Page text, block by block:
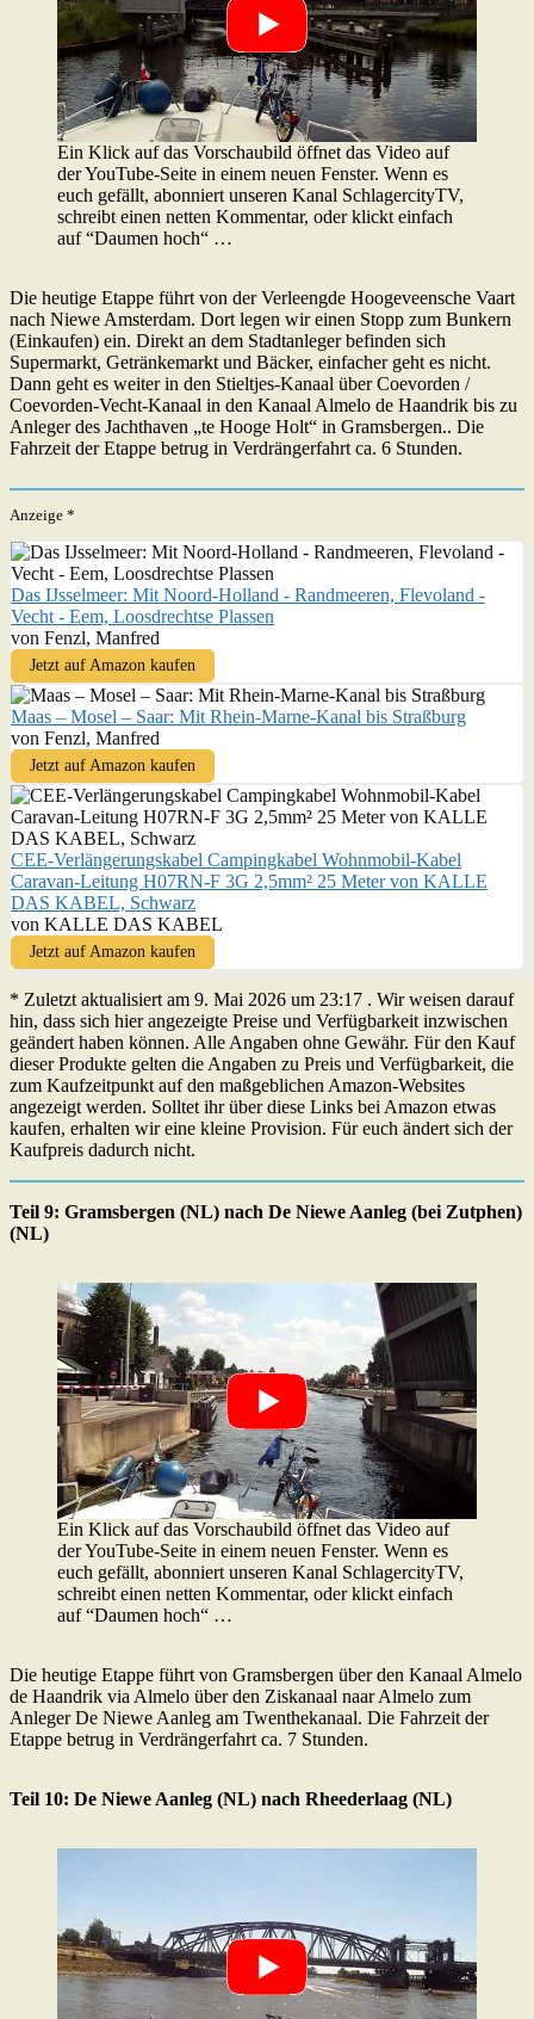
Ein Klick auf das Vorschaubild öffnet das Video auf
der YouTube-Seite in einem neuen Fenster. Wenn es
euch gefällt, abonniert unseren Kanal SchlagercityTV,
schreibt einen netten Kommentar, oder klickt einfach
auf “Daumen hoch“ …
Die heutige Etappe führt von der Verleengde Hoogeveensche Vaart
nach Niewe Amsterdam. Dort legen wir einen Stopp zum Bunkern
(Einkaufen) ein. Direkt an dem Stadtanleger befinden sich
Supermarkt, Getränkemarkt und Bäcker, einfacher geht es nicht.
Dann geht es weiter in den Stieltjes-Kanaal über Coevorden /
Coevorden-Vecht-Kanaal in den Kanaal Almelo de Haandrik bis zu
Anleger des Jachthaven „te Hooge Holt“ in Gramsbergen.. Die
Fahrzeit der Etappe betrug in Verdrängerfahrt ca. 6 Stunden.
Anzeige *
Das IJsselmeer: Mit Noord-Holland - Randmeeren, Flevoland -
Vecht - Eem, Loosdrechtse Plassen
von Fenzl, Manfred
Jetzt auf Amazon kaufen
Maas – Mosel – Saar: Mit Rhein-Marne-Kanal bis Straßburg
von Fenzl, Manfred
Jetzt auf Amazon kaufen
CEE-Verlängerungskabel Campingkabel Wohnmobil-Kabel
Caravan-Leitung H07RN-F 3G 2,5mm² 25 Meter von KALLE
DAS KABEL, Schwarz
von KALLE DAS KABEL
Jetzt auf Amazon kaufen
* Zuletzt aktualisiert am 9. Mai 2026 um 23:17 . Wir weisen darauf
hin, dass sich hier angezeigte Preise und Verfügbarkeit inzwischen
geändert haben können. Alle Angaben ohne Gewähr. Für den Kauf
dieser Produkte gelten die Angaben zu Preis und Verfügbarkeit, die
zum Kaufzeitpunkt auf den maßgeblichen Amazon-Websites
angezeigt werden. Solltet ihr über diese Links bei Amazon etwas
kaufen, erhalten wir eine kleine Provision. Für euch ändert sich der
Kaufpreis dadurch nicht.
Teil 9: Gramsbergen (NL) nach De Niewe Aanleg (bei Zutphen)
(NL)
Ein Klick auf das Vorschaubild öffnet das Video auf
der YouTube-Seite in einem neuen Fenster. Wenn es
euch gefällt, abonniert unseren Kanal SchlagercityTV,
schreibt einen netten Kommentar, oder klickt einfach
auf “Daumen hoch“ …
Die heutige Etappe führt von Gramsbergen über den Kanaal Almelo
de Haandrik via Almelo über den Ziskanaal naar Almelo zum
Anleger De Niewe Aanleg am Twenthekanaal. Die Fahrzeit der
Etappe betrug in Verdrängerfahrt ca. 7 Stunden.
Teil 10: De Niewe Aanleg (NL) nach Rheederlaag (NL)